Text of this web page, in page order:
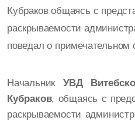
Кубраков общаясь с
раскрываемости
поведал о примечательном
Начальник УВД
Кубраков, общаясь с
раскрываемости